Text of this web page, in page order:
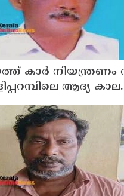
കാർ നിയന്ത്രണം
ആദ്യ കാല
മരിച്ചു